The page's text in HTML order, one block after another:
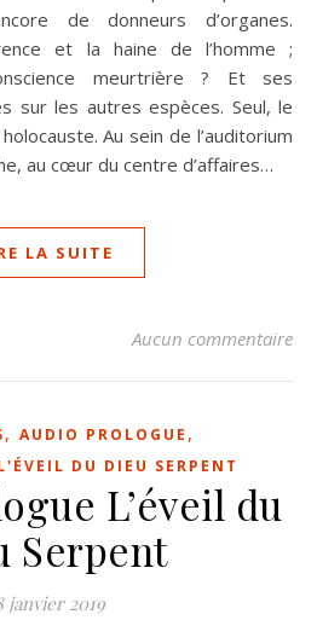
de donneurs d’organes.
et la haine de l’homme ;
meurtrière ? Et ses
sur les autres espèces. Seul, le
Au sein de l’auditorium
au cœur du centre d’affaires…
LA SUITE
Aucun commentaire
, AUDIO PROLOGUE ,
DU DIEU SERPENT
L’éveil du
Serpent
janvier 2019